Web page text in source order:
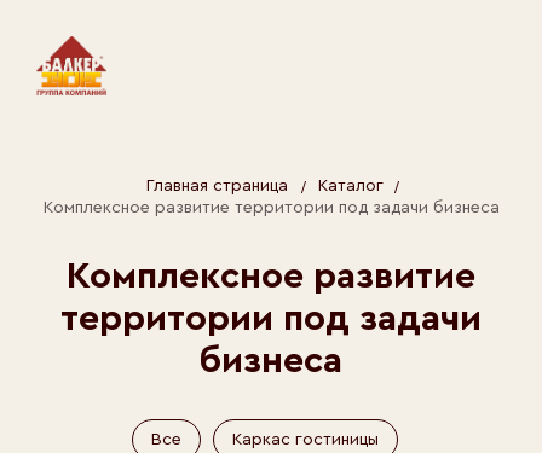
Комплексное развитие
территории под задачи
бизнеса
Все Каркас гостиницы